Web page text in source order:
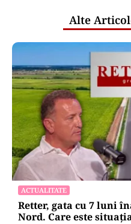
Alte
ACTUALITATE
Retter, gata cu 7 luni
Nord. Care este